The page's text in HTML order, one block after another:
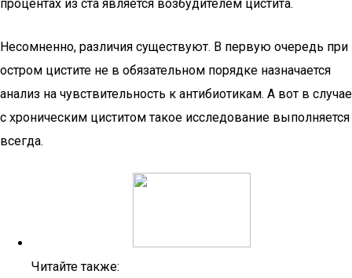
процентах из ста является возбудителем цистита.
Несомненно, различия существуют. В первую очередь при
остром цистите не в обязательном порядке назначается
анализ на чувствительность к антибиотикам. А вот в случае
с хроническим циститом такое исследование выполняется
всегда.
Читайте также: